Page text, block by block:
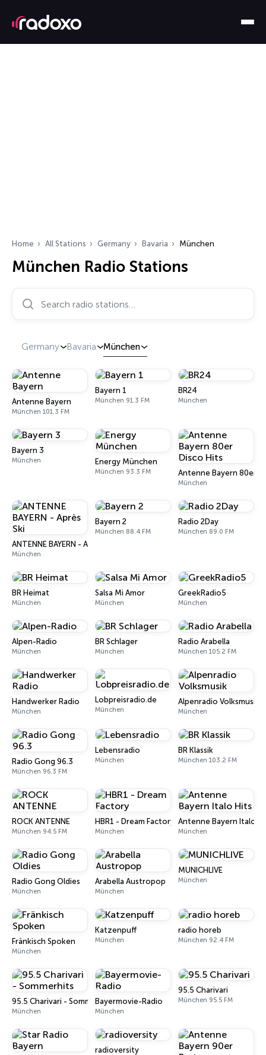
Home All Stations Germany Bavaria München
München Radio Stations
Search radio stations…
Germany Bavaria München
Antenne Bayern
München 101.3 FM
Bayern 1
München 91.3 FM
BR24
München
Bayern 3
München Energy München
München 93.3 FM Antenne Bayern 80er
München
ANTENNE BAYERN - Après Ski
München
Bayern 2
München 88.4 FM
Radio 2Day
München 89.0 FM
BR Heimat
München
Salsa Mi Amor
München
GreekRadio5
München
Alpen-Radio
München
BR Schlager
München
Radio Arabella
München 105.2 FM
Handwerker Radio
München
Lobpreisradio.de
München
Alpenradio Volksmusik
München
Radio Gong 96.3
München 96.3 FM
Lebensradio
München
BR Klassik
München 103.2 FM
ROCK ANTENNE
München 94.5 FM
HBR1 - Dream Factory
München
Antenne Bayern Italo
München
Radio Gong Oldies
München
Arabella Austropop
München
MUNICHLIVE
München
Fränkisch Spoken
München
Katzenpuff
München
radio horeb
München 92.4 FM
95.5 Charivari - Sommerhits
München
Bayermovie-Radio
München
95.5 Charivari
München 95.5 FM
radioversity